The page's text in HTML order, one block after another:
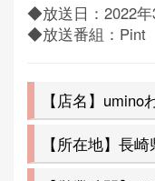
◆放送日：2022年
◆放送番組：Pint
【店名】umino
【所在地】長